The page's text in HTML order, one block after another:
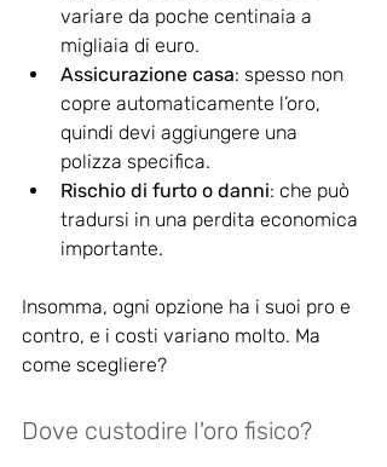
variare da poche centinaia a
migliaia di euro.
Assicurazione casa: spesso non
copre automaticamente l’oro,
quindi devi aggiungere una
polizza specifica.
Rischio di furto o danni: che può
tradursi in una perdita economica
importante.
Insomma, ogni opzione ha i suoi pro e
contro, e i costi variano molto. Ma
come scegliere?
Dove custodire l'oro fisico?